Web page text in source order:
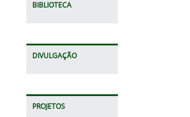
BIBLIOTECA
DIVULGAÇÃO
PROJETOS